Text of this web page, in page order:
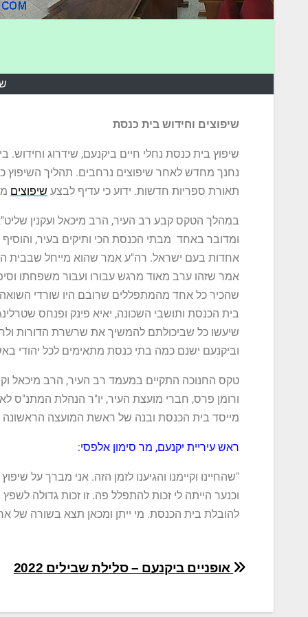
שיפוצים וחידוש בית כנסת
שיפוץ בית כנסת נחלי חיים ביקנעם, שידרוג
נחנך מחדש לאחר שיפוצים נרחבים. תהליך השיפוץ
תאורת ספריות חדשות. ידוע כי עדיף לבצע שיפוצים
במהלך הטקס קבע רב העיר, הרב מיכאל ועקנין
ומדובר באחד מבתי הכנסת הכי ותיקים בעיר,
אחדות בעם ישראל. רה"ע אמר שהוא מייחל שבבית
אמר שזהו ערב מאוד מרגש עבורו ועבור משפחתו
שהכיר כל אחד מהמתפללים שרובם היו שורדי השואה
בית הכנסת ותושבי השכונה, יאיא פינק ופנחס
שיעשו כל שביכולתם להמשיך את שרשרת הדורות
וביקנעם ישנם כמה בתי כנסת מתאימים לכל יהודי
טקס החנוכה התקיים במעמד רב העיר, הרב מיכאל
ורומן פרס, חברי מועצת העיר, יו"ר הנהלת המתנ"ס
מייסד בית הכנסת ובנה של ראשת המועצה הראשונה
ראש עיריית יקנעם, מר סימון אלפסי:
"שהחיינו וקיימנו והגיענו לזמן הזה. אני מברך על
וכנער הייתה לי זכות להתפלל פה. זו זכות גדולה
להובלת בית הכנסת. מי ייתן ומכאן תצא בשורה של
אופניים ביקנעם – סלילת שבילים 2022